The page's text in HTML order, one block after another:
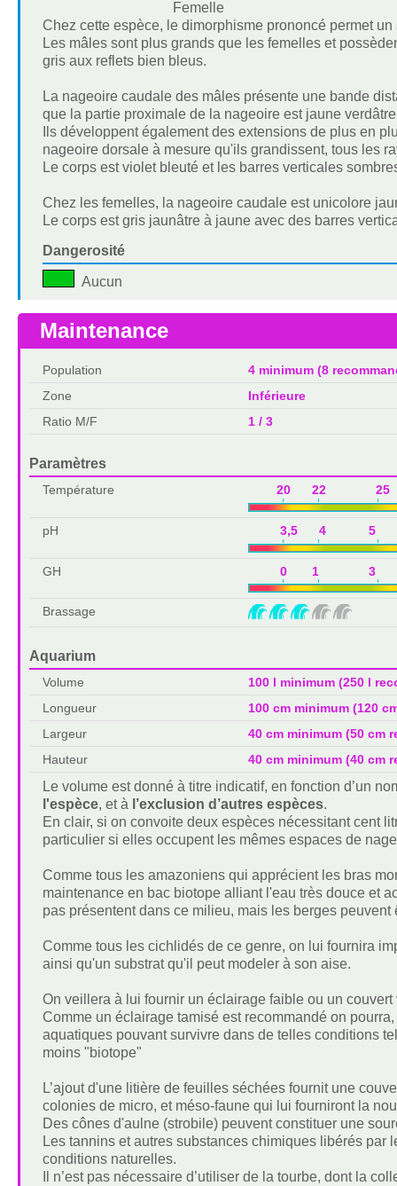
Femelle
Chez cette espèce, le dimorphisme prononcé permet un
Les mâles sont plus grands que les femelles et
gris aux reflets bien bleus.
La nageoire caudale des mâles présente une bande
que la partie proximale de la nageoire est jaune
Ils développent également des extensions de plus en
nageoire dorsale à mesure qu'ils grandissent, tous les
Le corps est violet bleuté et les barres verticales
Chez les femelles, la nageoire caudale est unicolore
Le corps est gris jaunâtre à jaune avec des barres
Dangerosité
Aucun
Maintenance
Population
4 minimum (8
Zone
Inférieure
Ratio M/F
1 / 3
Paramètres
Température 20 22 25
pH 3,5 4 5
GH 0 1 3
Brassage
Aquarium
Volume
100 l minimum (250 l
Longueur
100 cm minimum (120
Largeur
40 cm minimum (50 cm
Hauteur
40 cm minimum (40 cm
Le volume est donné à titre indicatif, en fonction d’un
l'espèce, et à l’exclusion d’autres espèces.
En clair, si on convoite deux espèces nécessitant cent
particulier si elles occupent les mêmes espaces de
Comme tous les amazoniens qui apprécient les bras
maintenance en bac biotope alliant l'eau très douce et
pas présentent dans ce milieu, mais les berges peuvent
Comme tous les cichlidés de ce genre, on lui fournira
ainsi qu'un substrat qu'il peut modeler à son aise.
On veillera à lui fournir un éclairage faible ou un
Comme un éclairage tamisé est recommandé on
aquatiques pouvant survivre dans de telles conditions
moins "biotope"
L’ajout d'une litière de feuilles séchées fournit une
colonies de micro, et méso-faune qui lui fourniront la
Des cônes d'aulne (strobile) peuvent constituer une
Les tannins et autres substances chimiques libérés
conditions naturelles.
Il n’est pas nécessaire d’utiliser de la tourbe, dont la